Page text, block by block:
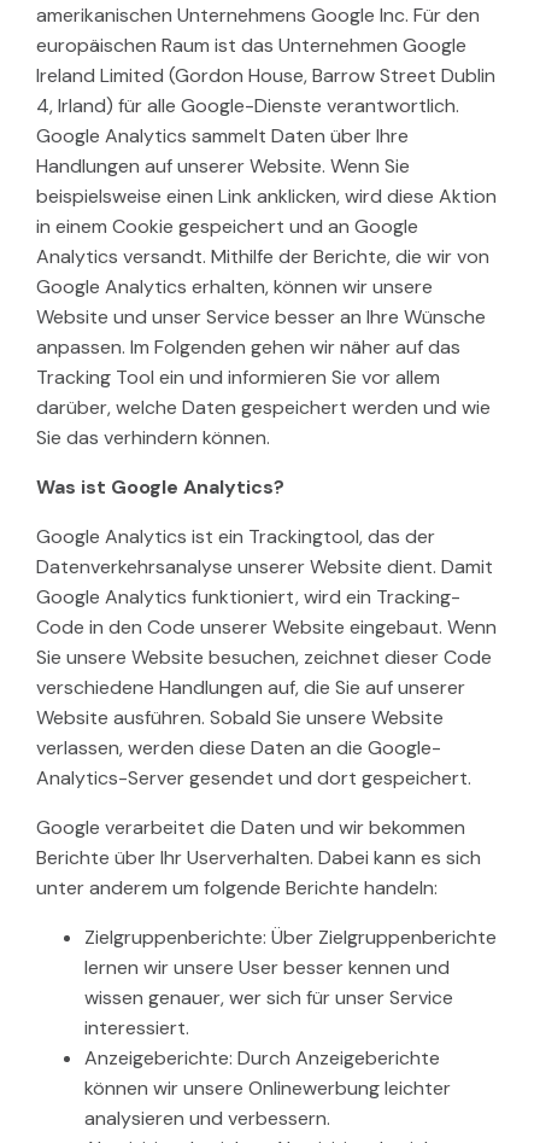
amerikanischen Unternehmens Google Inc. Für den
europäischen Raum ist das Unternehmen Google
Ireland Limited (Gordon House, Barrow Street Dublin
4, Irland) für alle Google-Dienste verantwortlich.
Google Analytics sammelt Daten über Ihre
Handlungen auf unserer Website. Wenn Sie
beispielsweise einen Link anklicken, wird diese Aktion
in einem Cookie gespeichert und an Google
Analytics versandt. Mithilfe der Berichte, die wir von
Google Analytics erhalten, können wir unsere
Website und unser Service besser an Ihre Wünsche
anpassen. Im Folgenden gehen wir näher auf das
Tracking Tool ein und informieren Sie vor allem
darüber, welche Daten gespeichert werden und wie
Sie das verhindern können.
Was ist Google Analytics?
Google Analytics ist ein Trackingtool, das der
Datenverkehrsanalyse unserer Website dient. Damit
Google Analytics funktioniert, wird ein Tracking-
Code in den Code unserer Website eingebaut. Wenn
Sie unsere Website besuchen, zeichnet dieser Code
verschiedene Handlungen auf, die Sie auf unserer
Website ausführen. Sobald Sie unsere Website
verlassen, werden diese Daten an die Google-
Analytics-Server gesendet und dort gespeichert.
Google verarbeitet die Daten und wir bekommen
Berichte über Ihr Userverhalten. Dabei kann es sich
unter anderem um folgende Berichte handeln:
Zielgruppenberichte: Über Zielgruppenberichte
lernen wir unsere User besser kennen und
wissen genauer, wer sich für unser Service
interessiert.
Anzeigeberichte: Durch Anzeigeberichte
können wir unsere Onlinewerbung leichter
analysieren und verbessern.